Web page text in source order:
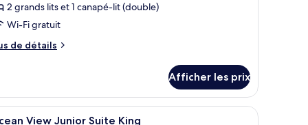
:
2 grands lits et 1 canapé-lit (double)
Wi-Fi gratuit
de détails
Afficher les prix
ventilateur de plafond.
de deux lits, d’un bureau, d’une chaise, d’un ventilateur de plafond et
Une chambre d’hôtel moderne équipée
5 View Junior Suite King